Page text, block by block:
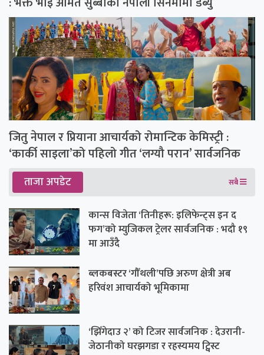
जितु नेपाल र प्रियाना आचार्यको रोमान्टिक केमिस्ट्री :
‘कार्की साइला’को पहिलो गीत ‘लग्यौ परान’ सार्वजनिक
ताजा अपडेट सबै
कान्स विजेता ‘तिनीहरू: इलिफेन्ट्स इन द
फग’को म्युजिकल ट्रेलर सार्वजनिक : भदौ १९
मा आउँदै
ब्लकबस्टर ‘गौँथली’पछि अरुण क्षेत्री अब
हरिवंश आचार्यको भूमिकामा
‘झिँगेदाउ २’ को टिजर सार्वजनिक : देउरानी-
जेठानीको घरझगडा र रहस्यमय ट्विस्ट